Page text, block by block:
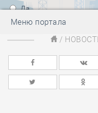
Да
Меню портала
/